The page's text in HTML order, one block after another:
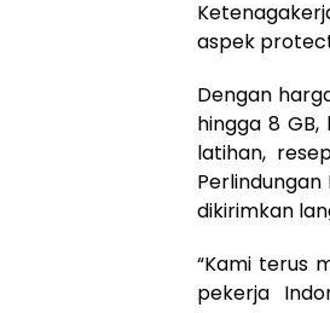
aspek
Dengan
hingga 8
latihan,
dikirimkan
“Kami terus
pekerja